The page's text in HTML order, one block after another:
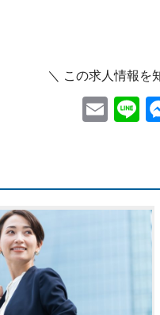
＼ この求人情報を
E
l